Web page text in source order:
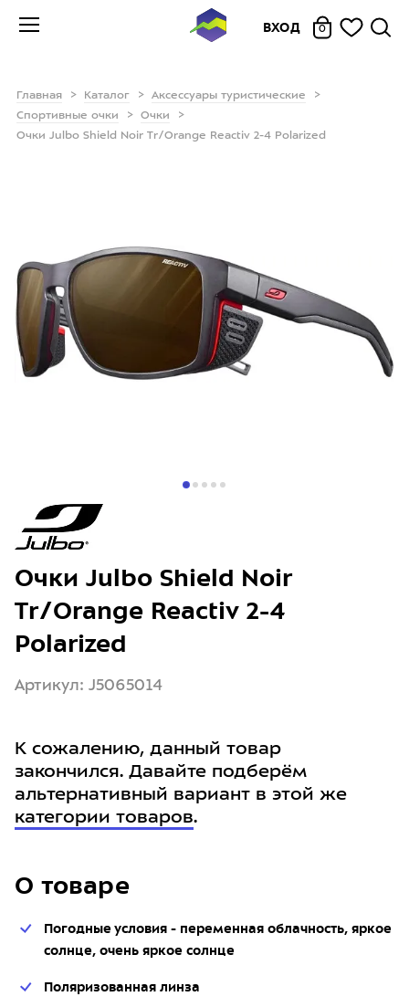
ВХОД 0
Главная Каталог
Аксессуары туристические
Спортивные очки
Очки
Очки Julbo Shield Noir Tr/Orange Reactiv 2-4 Polarized
О товаре
Погодные условия - переменная облачность, яркое
солнце, очень яркое солнце
Поляризованная линза
Очки Julbo Shield Noir
Tr/Orange Reactiv 2-4
Polarized
Артикул: J5065014
К сожалению, данный товар
закончился. Давайте подберём
альтернативный вариант в этой же
категории товаров.